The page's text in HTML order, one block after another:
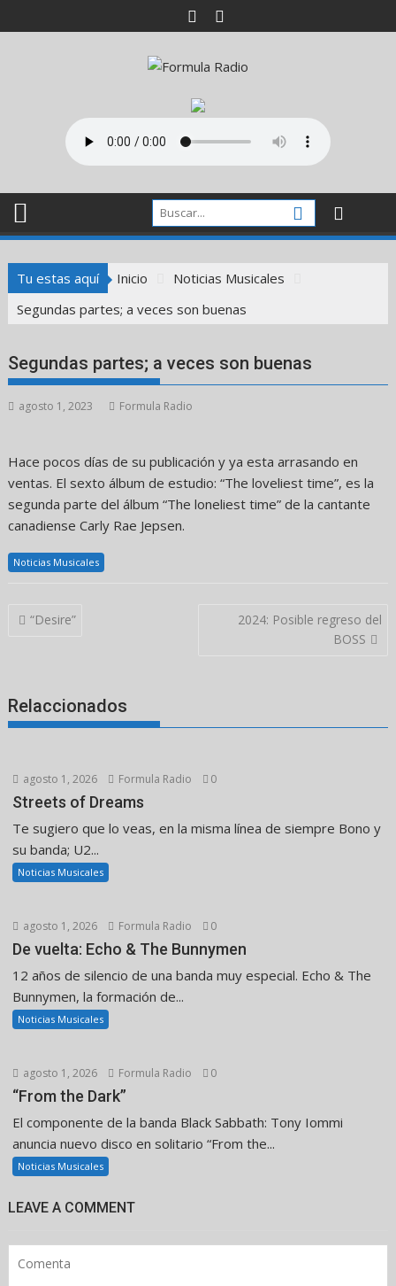
al
Tu estas aquí Inicio
Noticias Musicales
Segundas partes; a veces son buenas
Segundas partes; a veces son buenas
agosto 1, 2023 Formula Radio
Hace pocos días de su publicación y ya esta arrasando en
ventas. El sexto álbum de estudio: “The loveliest time”, es la
segunda parte del álbum “The loneliest time” de la cantante
canadiense Carly Rae Jepsen.
Noticias Musicales
Navegación
“Desire”
2024: Posible regreso del
BOSS
Relaccionados
agosto 1, 2026 Formula Radio 0
Streets of Dreams
Te sugiero que lo veas, en la misma línea de siempre Bono y
su banda; U2...
Noticias Musicales
agosto 1, 2026 Formula Radio 0
De vuelta: Echo & The Bunnymen
12 años de silencio de una banda muy especial. Echo & The
Bunnymen, la formación de...
Noticias Musicales
agosto 1, 2026 Formula Radio 0
“From the Dark”
El componente de la banda Black Sabbath: Tony Iommi
anuncia nuevo disco en solitario “From the...
Noticias Musicales
LEAVE A COMMENT